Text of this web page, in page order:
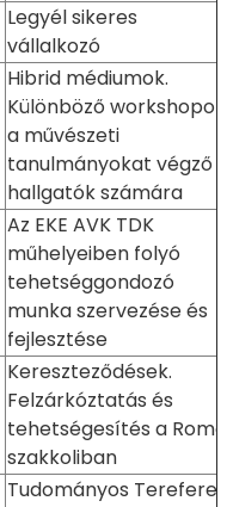
Legyél sikeres
vállalkozó
Hibrid médiumok.
Különböző workshopok
a művészeti
tanulmányokat végző
hallgatók számára
Az EKE AVK TDK
műhelyeiben folyó
tehetséggondozó
munka szervezése és
fejlesztése
Kereszteződések.
Felzárkóztatás és
tehetségesítés a Roma
szakkoliban
Tudományos Terefere